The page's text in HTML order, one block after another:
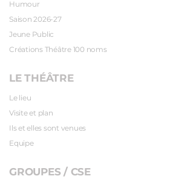
Humour
Saison 2026-27
Jeune Public
Créations Théâtre 100 noms
LE THÉÂTRE
Le lieu
Visite et plan
Ils et elles sont venues
Equipe
GROUPES / CSE